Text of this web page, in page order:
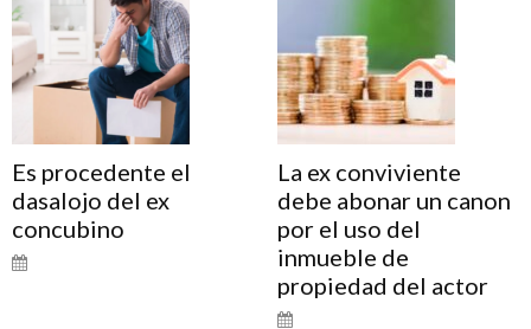
Es procedente el
dasalojo del ex
concubino
La ex conviviente
debe abonar un canon
por el uso del
inmueble de
propiedad del actor